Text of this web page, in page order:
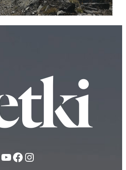
YouTube
FacebookInstagram